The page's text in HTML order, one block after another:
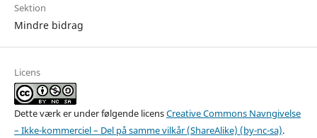
Sektion
Mindre bidrag
Licens
Dette værk er under følgende licensCreative Commons Navngivelse
– Ikke-kommerciel – Del på samme vilkår (ShareAlike) (by-nc-sa).